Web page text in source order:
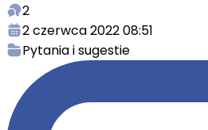
2
2 czerwca 2022 08:51
Pytania i sugestie